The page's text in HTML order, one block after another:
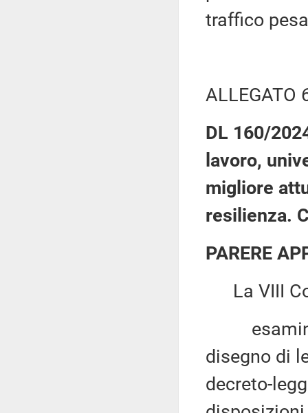
traffico
ALLEGATO
DL 160/
lavoro,
migliore
resilienza.
PARERE
La VIII
disegno di
decreto-